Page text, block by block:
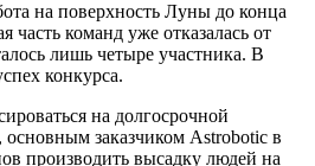
на поверхность Луны до конца
часть команд уже отказалась от
лишь четыре участника. В
конкурса.
на долгосрочной
основным заказчиком Astrobotic в
производить высадку людей на